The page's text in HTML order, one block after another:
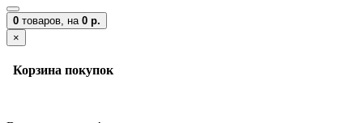
0 товаров, на 0 р.
×
Корзина покупок